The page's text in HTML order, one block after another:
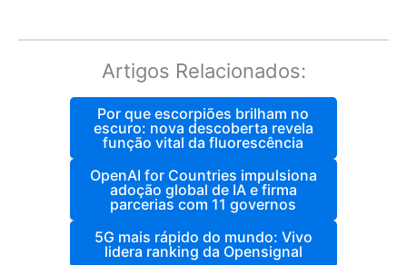
Artigos Relacionados:
Por que escorpiões brilham no
escuro: nova descoberta revela
função vital da fluorescência
OpenAI for Countries impulsiona
adoção global de IA e firma
parcerias com 11 governos
5G mais rápido do mundo: Vivo
lidera ranking da Opensignal